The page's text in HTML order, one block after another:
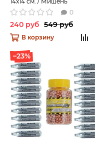
пристрелочная
0
240 руб 549 руб
В корзину
–23%